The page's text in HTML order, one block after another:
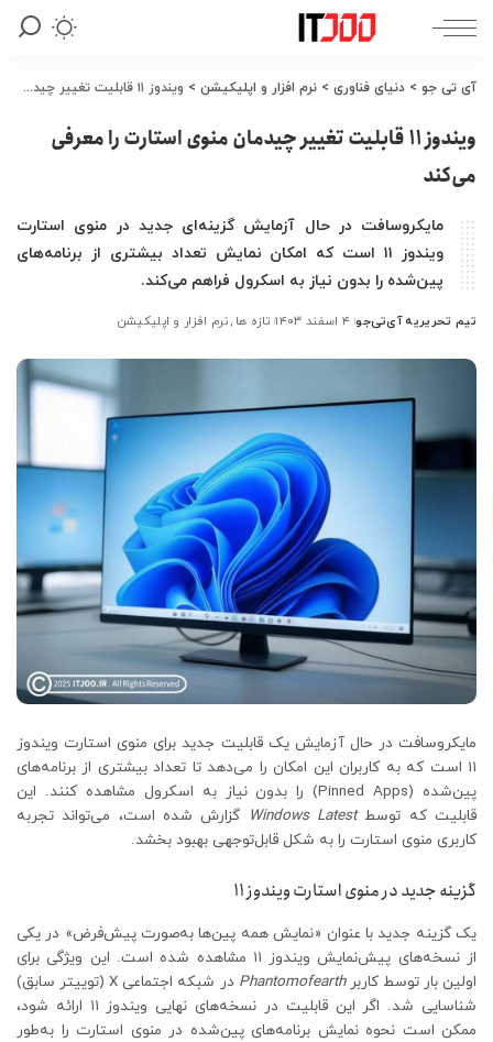
آی تی جو > دنیای فناوری > نرم افزار و اپلیکیشن > ویندوز ۱۱ قابلیت تغییر چیدمان منوی استارت را معرفی می‌کند
ویندوز ۱۱ قابلیت تغییر چیدمان منوی استارت را معرفی
می‌کند
مایکروسافت در حال آزمایش گزینه‌ای جدید در منوی استارت
ویندوز ۱۱ است که امکان نمایش تعداد بیشتری از برنامه‌های
پین‌شده را بدون نیاز به اسکرول فراهم می‌کند.
ارسال
توسط
تیم تحریریه آی‌تی‌جو ۴ اسفند ۱۴۰۳ تازه ها نرم افزار و اپلیکیشن
مایکروسافت در حال آزمایش یک قابلیت جدید برای منوی استارت ویندوز
۱۱ است که به کاربران این امکان را می‌دهد تا تعداد بیشتری از برنامه‌های
پین‌شده (Pinned Apps) را بدون نیاز به اسکرول مشاهده کنند. این
قابلیت که توسطWindows Latest گزارش شده است، می‌تواند تجربه
کاربری منوی استارت را به شکل قابل‌توجهی بهبود بخشد.
گزینه جدید در منوی استارت ویندوز ۱۱
یک گزینه جدید با عنوان «نمایش همه پین‌ها به‌صورت پیش‌فرض» در یکی
از نسخه‌های پیش‌نمایش ویندوز ۱۱ مشاهده شده است. این ویژگی برای
اولین بار توسط کاربرPhantomofearth
در شبکه اجتماعی X (توییتر سابق)
شناسایی شد. اگر این قابلیت در نسخه‌های نهایی ویندوز ۱۱ ارائه شود،
ممکن است نحوه نمایش برنامه‌های پین‌شده در منوی استارت را به‌طور